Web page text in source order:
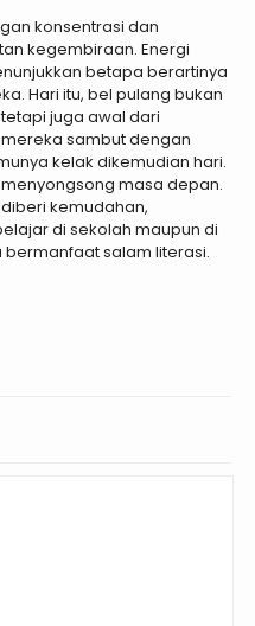
konsentrasi dan
kegembiraan. Energi
betapa berartinya
Hari itu, bel pulang bukan
juga awal dari
sambut dengan
kelak dikemudian hari.
masa depan.
kemudahan,
di sekolah maupun di
salam literasi.